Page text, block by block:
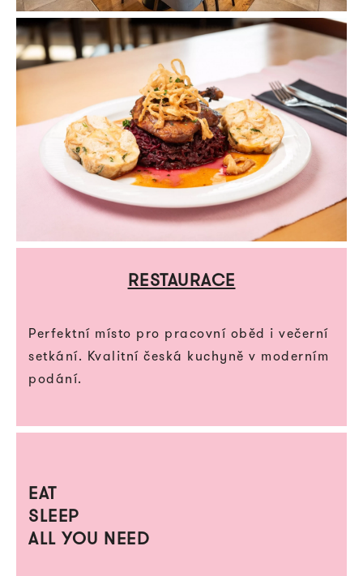
RESTAURACE
Perfektní místo pro pracovní oběd i večerní
setkání. Kvalitní česká kuchyně v moderním
podání.
EAT
SLEEP
ALL YOU NEED